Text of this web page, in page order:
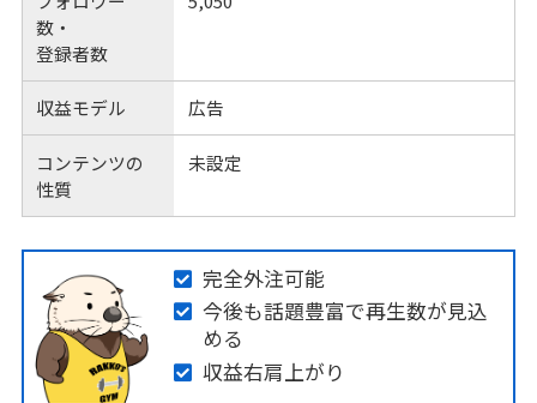
数・
登録者数
収益モデル 広告
コンテンツの
性質
未設定
完全外注可能
今後も話題豊富で再生数が見込
める
収益右肩上がり